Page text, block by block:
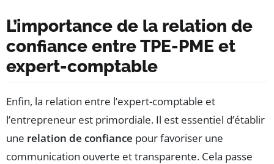
L’importance de la relation de
confiance entre TPE-PME et
expert-comptable
Enfin, la relation entre l’expert-comptable et
l’entrepreneur est primordiale. Il est essentiel d’établir
une relation de confiance pour favoriser une
communication ouverte et transparente. Cela passe